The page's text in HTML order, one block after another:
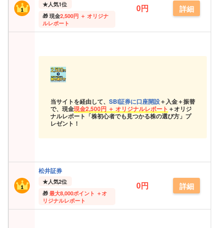
★人気1位
現金2,500円 ＋ オリジナ
ルレポート
0円 詳細
当サイトを経由して、 SBI証券に口座開設＋入金＋振替
で、現金現金2,500円 ＋ オリジナルレポート ＋オリジ
ナルレポート「株初心者でも見つかる株の選び方」プ
レゼント！
松井証券
★人気2位
最大8,000ポイント ＋オ
リジナルレポート
0円 詳細